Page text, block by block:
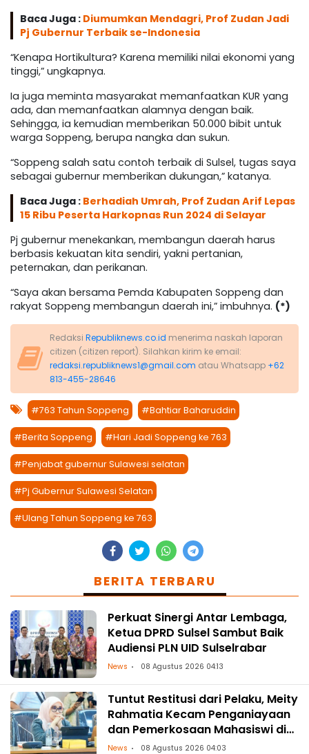
Baca Juga : Diumumkan Mendagri, Prof Zudan Jadi
Pj Gubernur Terbaik se-Indonesia
“Kenapa Hortikultura? Karena memiliki nilai ekonomi yang
tinggi,” ungkapnya.
Ia juga meminta masyarakat memanfaatkan KUR yang
ada, dan memanfaatkan alamnya dengan baik.
Sehingga, ia kemudian memberikan 50.000 bibit untuk
warga Soppeng, berupa nangka dan sukun.
“Soppeng salah satu contoh terbaik di Sulsel, tugas saya
sebagai gubernur memberikan dukungan,” katanya.
Baca Juga : Berhadiah Umrah, Prof Zudan Arif Lepas
15 Ribu Peserta Harkopnas Run 2024 di Selayar
Pj gubernur menekankan, membangun daerah harus
berbasis kekuatan kita sendiri, yakni pertanian,
peternakan, dan perikanan.
“Saya akan bersama Pemda Kabupaten Soppeng dan
rakyat Soppeng membangun daerah ini,” imbuhnya. (*)
Redaksi Republiknews.co.id menerima naskah laporan
citizen (citizen report). Silahkan kirim ke email:
redaksi.republiknews1@gmail.com atau Whatsapp +62
813-455-28646
#763 Tahun Soppeng #Bahtiar Baharuddin
#Berita Soppeng #Hari Jadi Soppeng ke 763
#Penjabat gubernur Sulawesi selatan
#Pj Gubernur Sulawesi Selatan
#Ulang Tahun Soppeng ke 763
BERITA TERBARU
Perkuat Sinergi Antar Lembaga,
Ketua DPRD Sulsel Sambut Baik
Audiensi PLN UID Sulselrabar
News 08 Agustus 2026 04:13
Tuntut Restitusi dari Pelaku, Meity
Rahmatia Kecam Penganiayaan
dan Pemerkosaan Mahasiswi di
Makassar
News 08 Agustus 2026 04:03